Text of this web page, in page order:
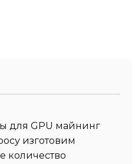
для GPU майнинг
изготовим
количество